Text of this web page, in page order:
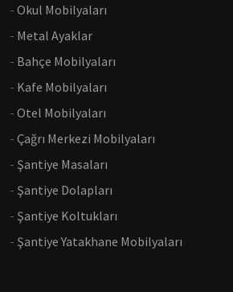
- Okul Mobilyaları
- Metal Ayaklar
- Bahçe Mobilyaları
- Kafe Mobilyaları
- Otel Mobilyaları
- Çağrı Merkezi Mobilyaları
- Şantiye Masaları
- Şantiye Dolapları
- Şantiye Koltukları
- Şantiye Yatakhane Mobilyaları